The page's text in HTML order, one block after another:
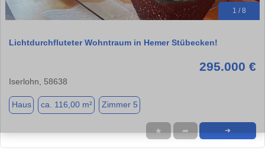
1 / 8
Lichtdurchfluteter Wohntraum in Hemer Stübecken!
295.000 €
Iserlohn, 58638
Haus ca. 116,00 m² Zimmer 5
★ ➦ ➜